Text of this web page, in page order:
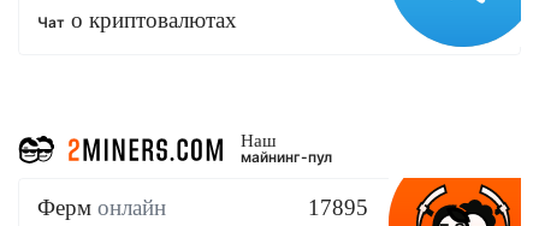
Чат о криптовалютах
Наш
майнинг-пул
Ферм онлайн 17895